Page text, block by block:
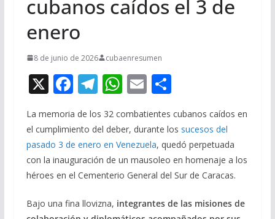
cubanos caídos el 3 de
enero
8 de junio de 2026 cubaenresumen
X F
ac
e
b
o
o
k
T
el
e
gr
a
m
W
h
at
s
A
p
p
E
m
ai
l
C
m
p
ar
ti
r
La memoria de los 32 combatientes cubanos caídos en
el cumplimiento del deber, durante los sucesos del
pasado 3 de enero en Venezuela, quedó perpetuada
con la inauguración de un mausoleo en homenaje a los
héroes en el Cementerio General del Sur de Caracas.
Bajo una fina llovizna, integrantes de las misiones de